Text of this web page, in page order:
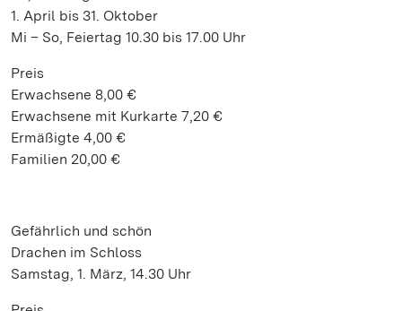
1. April bis 31. Oktober
Mi – So, Feiertag 10.30 bis 17.00 Uhr
Preis
Erwachsene 8,00 €
Erwachsene mit Kurkarte 7,20 €
Ermäßigte 4,00 €
Familien 20,00 €
Gefährlich und schön
Drachen im Schloss
Samstag, 1. März, 14.30 Uhr